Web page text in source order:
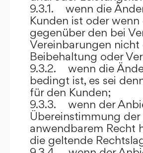
9.3.1. wenn die
Kunden ist oder
gegenüber den bei
Vereinbarungen
Beibehaltung oder
9.3.2. wenn die
bedingt ist, es sei
für den Kunden;
9.3.3. wenn der
Übereinstimmung
anwendbarem Recht
die geltende